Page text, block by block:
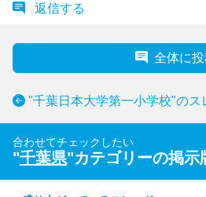
返信する
全体に
"千葉日本大学第一小学校"のス
合わせてチェックしたい
"千葉県"カテゴリーの掲示